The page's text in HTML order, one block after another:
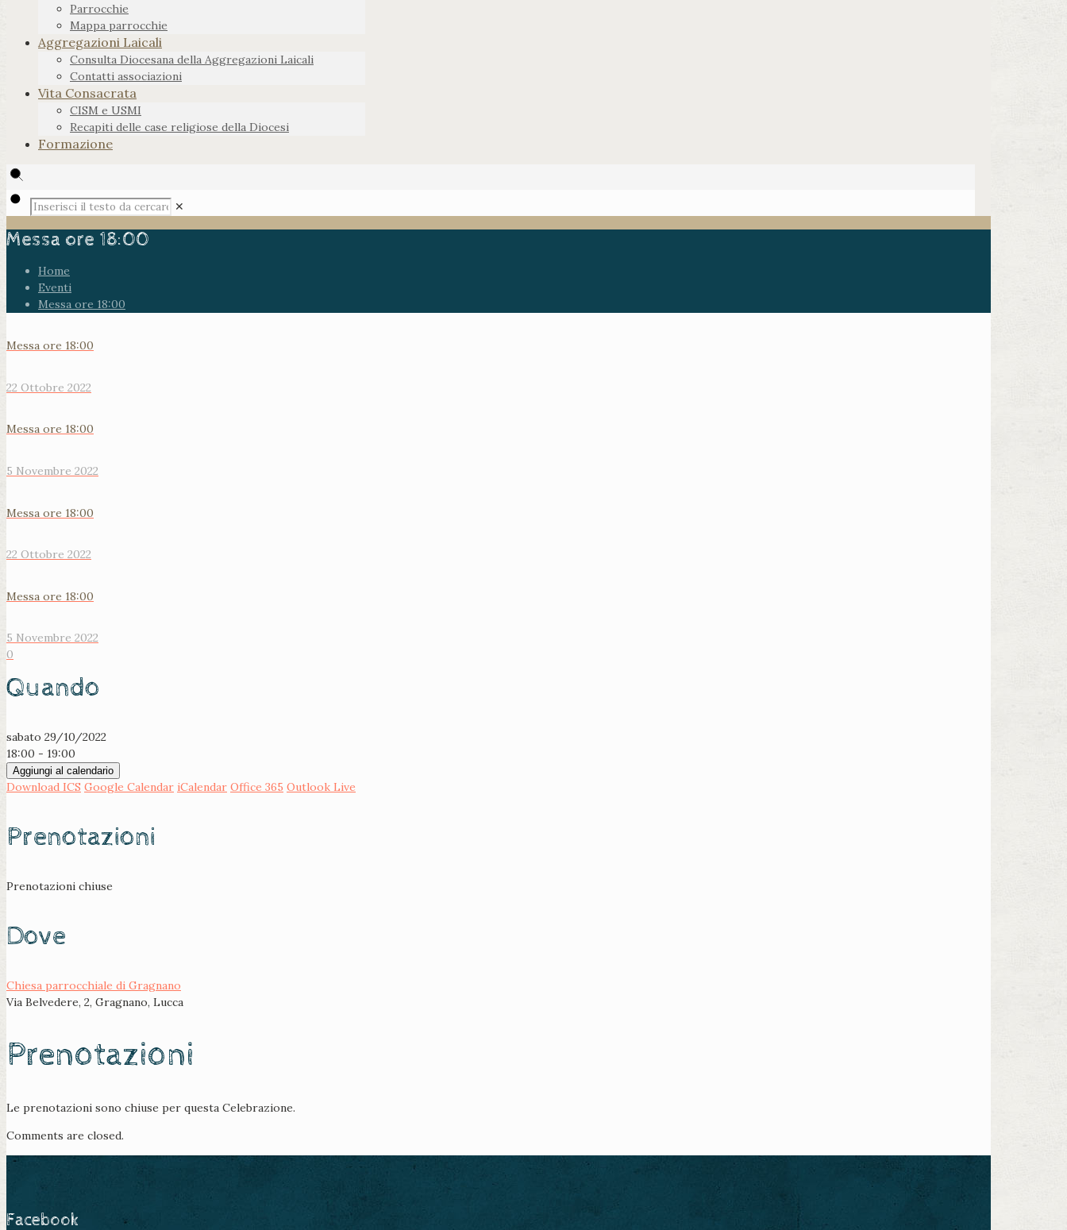
Parrocchie
Mappa parrocchie
Aggregazioni Laicali
Consulta Diocesana della Aggregazioni Laicali
Contatti associazioni
Vita Consacrata
CISM e USMI
Recapiti delle case religiose della Diocesi
Formazione
✕
Messa ore 18:00
Home
Eventi
Messa ore 18:00
Messa ore 18:00
22 Ottobre 2022
Messa ore 18:00
5 Novembre 2022
Messa ore 18:00
22 Ottobre 2022
Messa ore 18:00
5 Novembre 2022
0
Quando
sabato 29/10/2022
18:00 - 19:00
Aggiungi al calendario
Download ICS Google Calendar iCalendar Office 365 Outlook Live
Prenotazioni
Prenotazioni chiuse
Dove
Chiesa parrocchiale di Gragnano
Via Belvedere, 2, Gragnano, Lucca
Prenotazioni
Le prenotazioni sono chiuse per questa Celebrazione.
Comments are closed.
Facebook